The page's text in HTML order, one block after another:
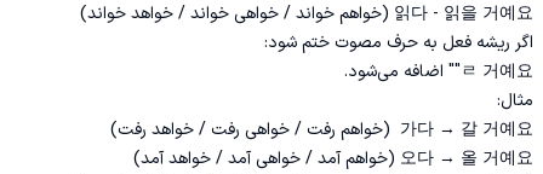
읽다 - 읽을 거예요 (خواهم خواند / خواهی خواند / خواهد خواند)
اگر ریشه فعل به حرف مصوت ختم شود:
ㄹ 거예요"" اضافه می‌شود.
مثال:
가다 → 갈 거예요 (خواهم رفت / خواهی رفت / خواهد رفت)
오다 → 올 거예요 (خواهم آمد / خواهی آمد / خواهد آمد)